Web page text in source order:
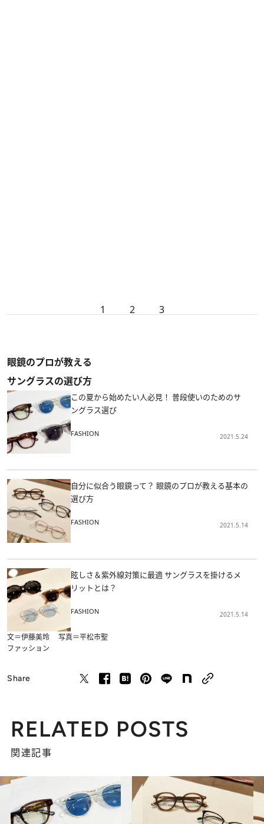
1 2 3
眼鏡のプロが教える
サングラスの選び方
この夏から始めたい人必見！ 普段使いのためのサ
ングラス選び
FASHION 2021.5.24
自分に似合う眼鏡って？ 眼鏡のプロが教える基本の
選び方
FASHION 2021.5.14
眩しさ＆紫外線対策に最適 サングラスを掛けるメ
リットとは？
FASHION 2021.5.14
文＝伊藤美玲 写真＝平松市聖
ファッション
Share
RELATED POSTS
関連記事